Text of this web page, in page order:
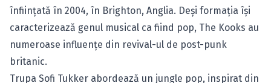
înfiinţată în 2004, în Brighton, Anglia. Deşi formaţia îşi
caracterizează genul musical ca fiind pop, The Kooks au
numeroase influenţe din revival-ul de post-punk
britanic.
Trupa Sofi Tukker abordează un jungle pop, inspirat din